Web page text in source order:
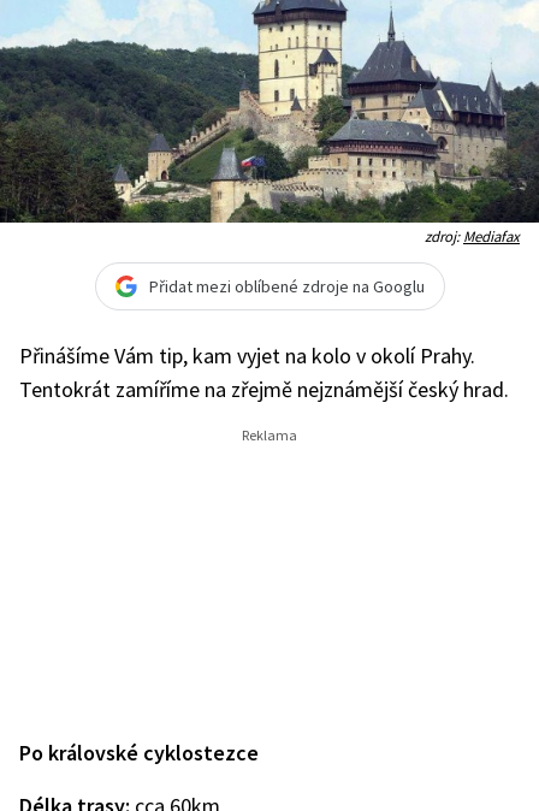
zdroj:Mediafax
Přidat mezi oblíbené zdroje na Googlu
Přinášíme Vám tip, kam vyjet na kolo v okolí Prahy.
Tentokrát zamíříme na zřejmě nejznámější český hrad.
Po královské cyklostezce